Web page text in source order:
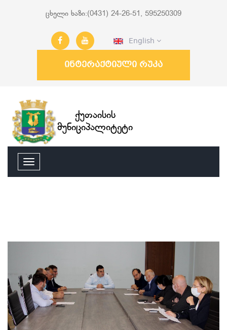
ცხელი ხაზი:(0431) 24-26-51, 595250309
English
ინტერაქტიული რუკა
ქუთაისის
მუნიციპალიტეტი